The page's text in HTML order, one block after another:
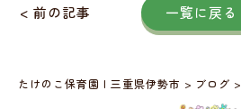
< 前の記事 一覧に戻る
たけのこ保育園 | 三重県伊勢市 > ブログ >